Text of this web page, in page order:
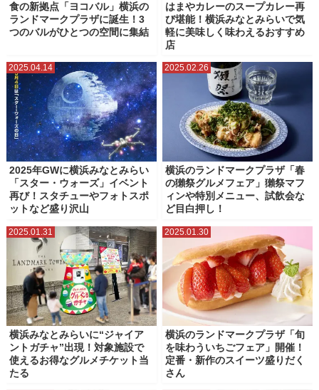
横浜ジョイナス 横浜シンフォステージ 横浜ティンバーワーフ
横浜ポルタ
横浜ワールドポーターズ 横浜高島屋
ベーカリースクエア（横浜高島屋）
横濱ゲートタワー
食の新拠点「ヨコバル」横浜の
ランドマークプラザに誕生！3
つのバルがひとつの空間に集結
はまやカレーのスープカレー再
び堪能！横浜みなとみらいで気
軽に美味しく味わえるおすすめ
店
2025.04.14
2025年GWに横浜みなとみらい
「スター・ウォーズ」イベント
再び！スタチューやフォトスポ
ットなど盛り沢山
2025.02.26
横浜のランドマークプラザ「春
の獺祭グルメフェア」獺祭マフ
ィンや特別メニュー、試飲会な
ど目白押し！
2025.01.31
横浜みなとみらいに“ジャイア
ントガチャ”出現！対象施設で
使えるお得なグルメチケット当
たる
2025.01.30
横浜のランドマークプラザ「旬
を味わういちごフェア」開催！
定番・新作のスイーツ盛りだく
さん